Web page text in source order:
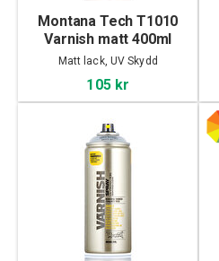
Montana Tech T1010
Varnish matt 400ml
Matt lack, UV Skydd
105 kr